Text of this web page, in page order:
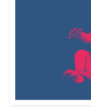
Elérhetőségek